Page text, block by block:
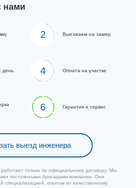
нами
2 Выезжаем на замер
день 4 Оплата на участке
6 Гарантия и сервис
выезд инженера
только по официальному договору. Мы
постоянными бригадами компании. Они
специализацией, опытом по качественному